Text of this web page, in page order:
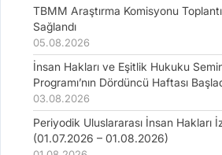
TBMM Araştırma Komisyonu
Sağlandı
05.08.2026
İnsan Hakları ve Eşitlik Hukuku
Programı’nın Dördüncü Haftası
03.08.2026
Periyodik Uluslararası İnsan Hakları
(01.07.2026 – 01.08.2026)